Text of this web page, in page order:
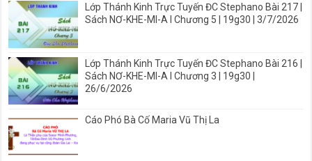
Lớp Thánh Kinh Trực Tuyến ĐC Stephano Bài 217 |
Sách NƠ-KHE-MI-A I Chương 5 | 19g30 | 3/7/2026
Lớp Thánh Kinh Trực Tuyến ĐC Stephano Bài 216 |
Sách NƠ-KHE-MI-A I Chương 3 | 19g30 |
26/6/2026
Cáo Phó Bà Cố Maria Vũ Thị La